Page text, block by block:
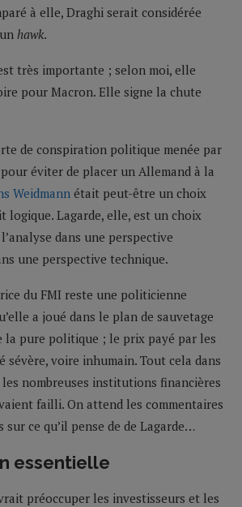
à elle, Draghi serait considérée
hawk.
très importante ; selon moi, elle
pour Macron. Elle signe la chute
de conspiration politique menée par
éviter de placer un Allemand à la
Weidmann était peut-être un choix
logique. Lagarde, elle, est un choix
dans une perspective
une perspective technique.
du FMI reste une politicienne
a joué dans le plan de sauvetage
la pure politique ; le prix payé par les
sévère, voire inhumain. Tout cela dans
nombreuses institutions financières
failli. On attend les commentaires
sur ce qu’il pense de de Lagarde…
essentielle
préoccuper les investisseurs et les